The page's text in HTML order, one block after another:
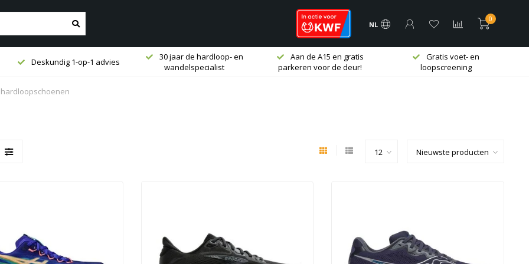
NL
0
Deskundig 1-op-1 advies
30 jaar de hardloop- en
wandelspecialist
Aan de A15 en gratis
parkeren voor de deur!
Gratis voet- en
loopscreening